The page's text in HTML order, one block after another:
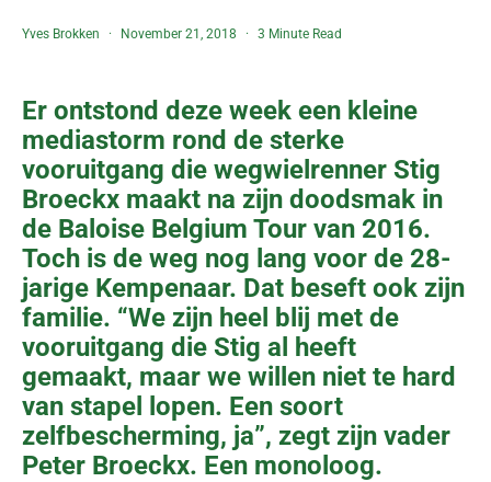
Yves Brokken November 21, 2018 3 Minute Read
Er ontstond deze week een kleine
mediastorm rond de sterke
vooruitgang die wegwielrenner Stig
Broeckx maakt na zijn doodsmak in
de Baloise Belgium Tour van 2016.
Toch is de weg nog lang voor de 28-
jarige Kempenaar. Dat beseft ook zijn
familie. “We zijn heel blij met de
vooruitgang die Stig al heeft
gemaakt, maar we willen niet te hard
van stapel lopen. Een soort
zelfbescherming, ja”, zegt zijn vader
Peter Broeckx. Een monoloog.